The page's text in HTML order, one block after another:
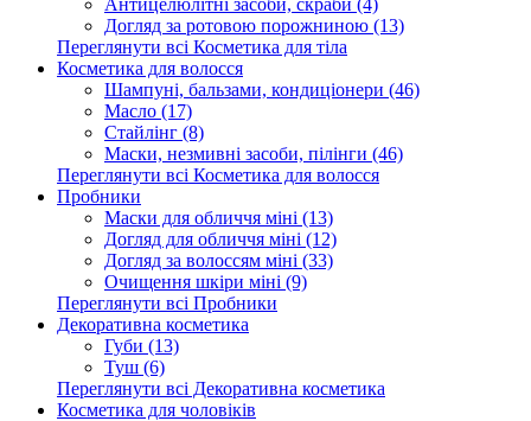
Антицелюлітні засоби, скраби (4)
Догляд за ротовою порожниною (13)
Переглянути всі Косметика для тіла
Косметика для волосся
Шампуні, бальзами, кондиціонери (46)
Масло (17)
Стайлінг (8)
Маски, незмивні засоби, пілінги (46)
Переглянути всі Косметика для волосся
Пробники
Маски для обличчя міні (13)
Догляд для обличчя міні (12)
Догляд за волоссям міні (33)
Очищення шкіри міні (9)
Переглянути всі Пробники
Декоративна косметика
Губи (13)
Туш (6)
Переглянути всі Декоративна косметика
Косметика для чоловіків